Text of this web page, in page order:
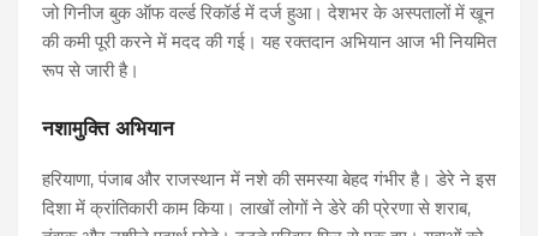
जो गिनीज बुक ऑफ वर्ल्ड रिकॉर्ड में दर्ज हुआ। देशभर के अस्पतालों में खून
की कमी पूरी करने में मदद की गई। यह रक्तदान अभियान आज भी नियमित
रूप से जारी है।
नशामुक्ति अभियान
हरियाणा, पंजाब और राजस्थान में नशे की समस्या बेहद गंभीर है। डेरे ने इस
दिशा में क्रांतिकारी काम किया। लाखों लोगों ने डेरे की प्रेरणा से शराब,